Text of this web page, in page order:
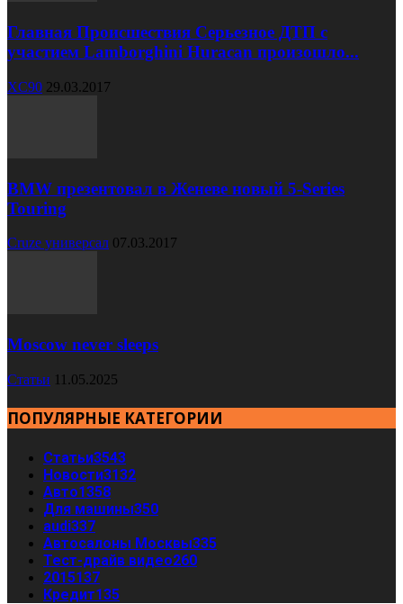
Главная Происшествия Серьезное ДТП с
участием Lamborghini Huracan произошло...
XC90 29.03.2017
BMW презентовал в Женеве новый 5-Series
Touring
Cruze универсал 07.03.2017
Moscow never sleeps
Статьи 11.05.2025
ПОПУЛЯРНЫЕ КАТЕГОРИИ
Статьи3543
Новости3132
Авто1358
Для машины350
audi337
Автосалоны Москвы335
Тест-драйв видео260
2015137
Кредит135